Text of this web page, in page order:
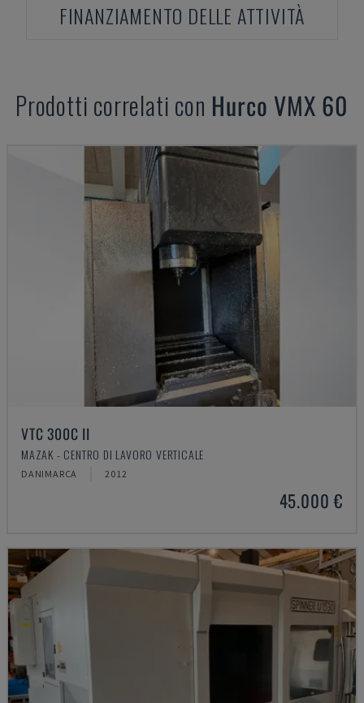
FINANZIAMENTO DELLE ATTIVITÀ
Prodotti correlati con Hurco VMX 60
VTC 300C II
MAZAK - CENTRO DI LAVORO VERTICALE
DANIMARCA 2012
45.000 €